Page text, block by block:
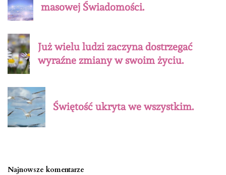
masowej Świadomości.
Już wielu ludzi zaczyna dostrzegać
wyraźne zmiany w swoim życiu.
Świętość ukryta we wszystkim.
Najnowsze komentarze